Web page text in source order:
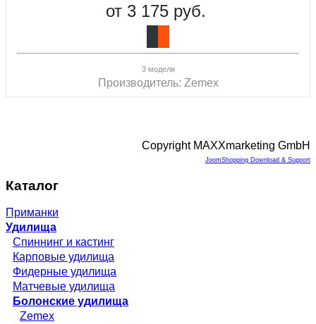
от 3 175 руб.
3 модели
Производитель: Zemex
Copyright MAXXmarketing GmbH
JoomShopping Download & Support
Каталог
Приманки
Удилища
Спиннинг и кастинг
Карповые удилища
Фидерные удилища
Матчевые удилища
Болонские удилища
Zemex